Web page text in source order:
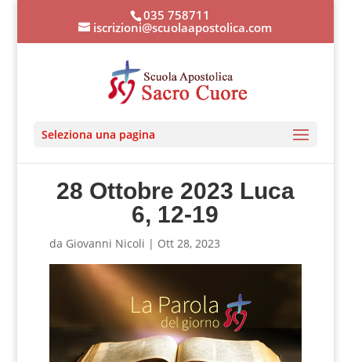
035 758711
iscrizioni@scuolaapostolica.com
Seleziona una pagina
28 Ottobre 2023 Luca
6, 12-19
da Giovanni Nicoli | Ott 28, 2023